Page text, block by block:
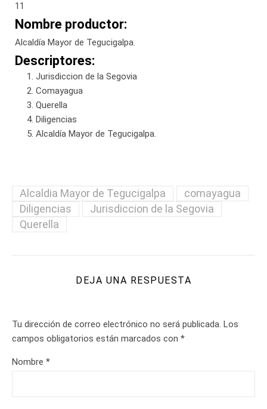
11
Nombre productor:
Alcaldía Mayor de Tegucigalpa.
Descriptores:
Jurisdiccion de la Segovia
Comayagua
Querella
Diligencias
Alcaldía Mayor de Tegucigalpa.
Alcaldia Mayor de Tegucigalpa
comayagua
Diligencias
Jurisdiccion de la Segovia
Querella
DEJA UNA RESPUESTA
Tu dirección de correo electrónico no será publicada. Los
campos obligatorios están marcados con *
Nombre *